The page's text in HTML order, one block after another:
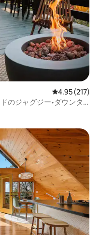
レビュー217
4.95 (217)
のジャグジー•ダウンタ